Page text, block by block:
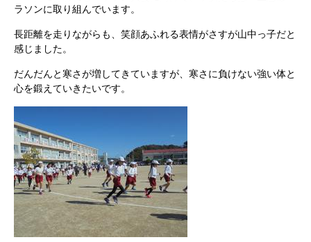
ラソンに取り組んでいます。
長距離を走りながらも、笑顔あふれる表情がさすが山中っ子だと
感じました。
だんだんと寒さが増してきていますが、寒さに負けない強い体と
心を鍛えていきたいです。